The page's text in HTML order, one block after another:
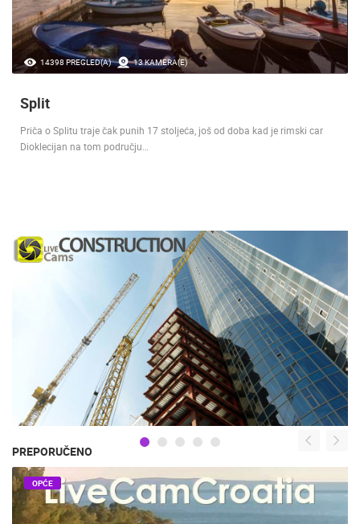
14398 PREGLED(A) 13 KAMERA(E)
Split
Priča o Splitu traje čak punih 17 stoljeća, još od doba kad je rimski car
Dioklecijan na tom području…
PREPORUČENO
OPĆE